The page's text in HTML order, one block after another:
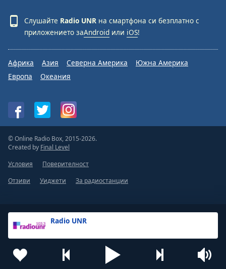
Radio UNR
Слушайте Radio UNR на смартфона си безплатно с
приложението заAndroid или iOS!
Африка Азия Северна Америка
Южна Америка
Европа
Океания
© Online Radio Box, 2015-2026.
Created by Final Level
Условия
Поверителност
Отзиви
Уиджети За радиостанции